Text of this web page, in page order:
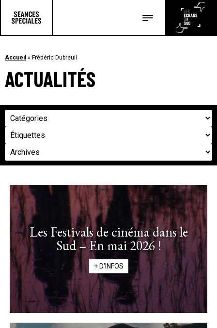
Les articles
Accueil » Frédéric Dubreuil
ACTUALITÉS
Les Festivals de cinéma dans le
Sud – En mai 2026 !
+ D'INFOS